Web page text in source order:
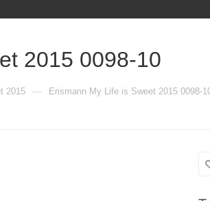
2015 0098-10
2015 — Erismann My Life is Sweet 2015 0098-